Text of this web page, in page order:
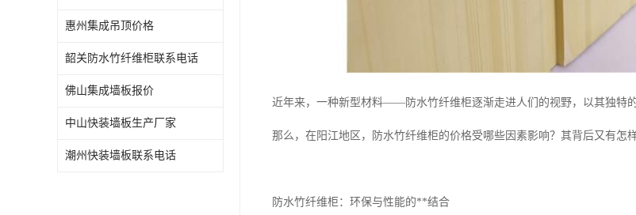
惠州集成吊顶价格
韶关防水竹纤维柜联系电话
佛山集成墙板报价
中山快装墙板生产厂家
潮州快装墙板联系电话
近年来，一种新型材料——防水竹纤维柜逐渐走进人们的视野，以其独特
那么，在阳江地区，防水竹纤维柜的价格受哪些因素影响？其背后又有怎
防水竹纤维柜：环保与性能的**结合